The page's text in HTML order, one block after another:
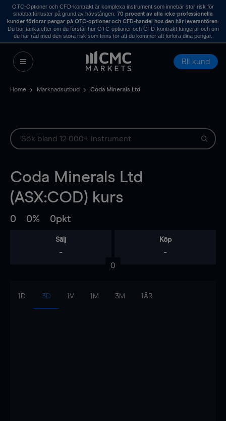
OTC-Optioner och CFD-kontrakt är komplexa instrument som innebär stor risk för
snabba förluster på grund av hävstången. 70 procent av alla icke-professionella
kunder förlorar pengar på OTC-optioner och CFD-handel hos den här leverantören.
Du bör tänka efter om du förstår hur OTC-optioner och CFD-kontrakt fungerar och om
du har råd med den stora risk som finns för att du kommer att förlora dina pengar.
Bli kund
Home Marknadsutbud Coda Minerals Ltd
Coda Minerals Ltd
(ASX:COD) kurs
0 0% 0pkt
Sälj
-
Köp
-
0
1D 3D 1V 1M 3M 1ÅR